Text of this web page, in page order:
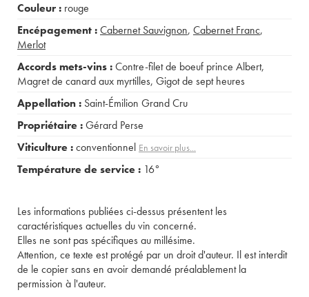
Couleur : rouge
Encépagement :Cabernet Sauvignon, Cabernet Franc,
Merlot
Accords mets-vins :Contre-filet de boeuf prince Albert,
Magret de canard aux myrtilles, Gigot de sept heures
Appellation : Saint-Émilion Grand Cru
Propriétaire :Gérard Perse
Viticulture :conventionnel En savoir plus...
Température de service : 16°
Les informations publiées ci-dessus présentent les
caractéristiques actuelles du vin concerné.
Elles ne sont pas spécifiques au millésime.
Attention, ce texte est protégé par un droit d'auteur. Il est interdit
de le copier sans en avoir demandé préalablement la
permission à l'auteur.